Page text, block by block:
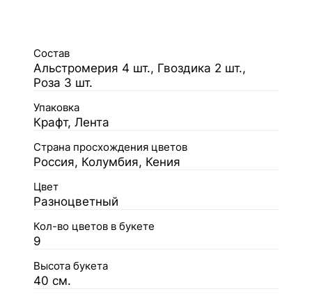
Состав
Альстромерия 4 шт., Гвоздика 2 шт.,
Роза 3 шт.
Упаковка
Крафт, Лента
Страна просхождения цветов
Россия, Колумбия, Кения
Цвет
Разноцветный
Кол-во цветов в букете
9
Высота букета
40 см.